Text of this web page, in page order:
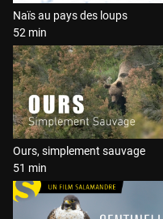
Naïs au pays des loups
52 min
Ours, simplement sauvage
51 min